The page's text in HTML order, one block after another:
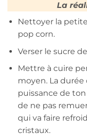
La
Nettoyer la
pop corn.
Verser le sucre
Mettre à cuire
moyen. La
puissance de
de ne pas
qui va faire
cristaux.